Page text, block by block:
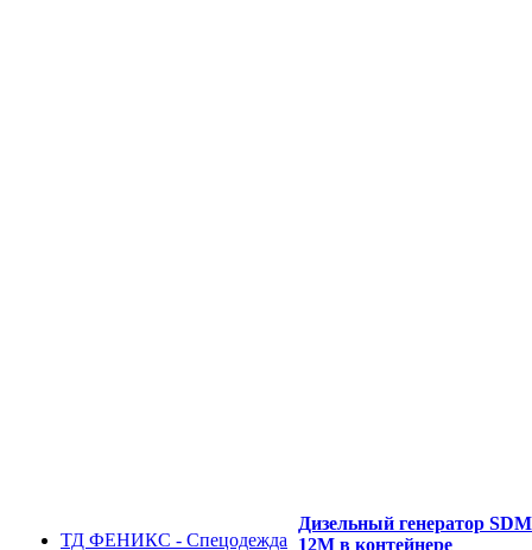
ТД ФЕНИКС - Спецодежда
Дизельный генератор
12M в контейнере